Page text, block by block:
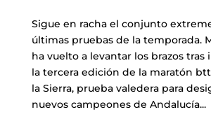
Sigue en racha el conjunto
últimas pruebas de la temporada.
ha vuelto a levantar los brazos tras
la tercera edición de la maratón btt
la Sierra, prueba valedera para
nuevos campeones de Andalucía...